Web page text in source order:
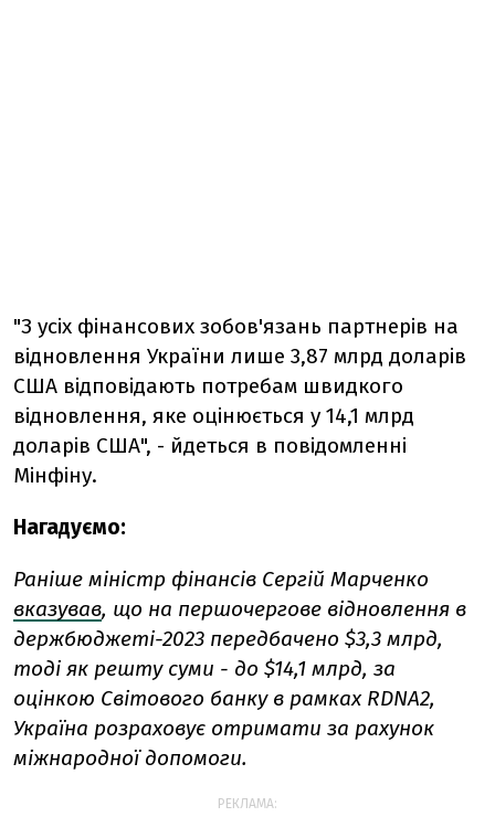
"З усіх фінансових зобов'язань партнерів на
відновлення України лише 3,87 млрд доларів
США відповідають потребам швидкого
відновлення, яке оцінюється у 14,1 млрд
доларів США", - йдеться в повідомленні
Мінфіну.
Нагадуємо:
Раніше міністр фінансів Сергій Марченко
вказував, що на першочергове відновлення в
держбюджеті-2023 передбачено $3,3 млрд,
тоді як решту суми - до $14,1 млрд, за
оцінкою Світового банку в рамках RDNA2,
Україна розраховує отримати за рахунок
міжнародної допомоги.
РЕКЛАМА: